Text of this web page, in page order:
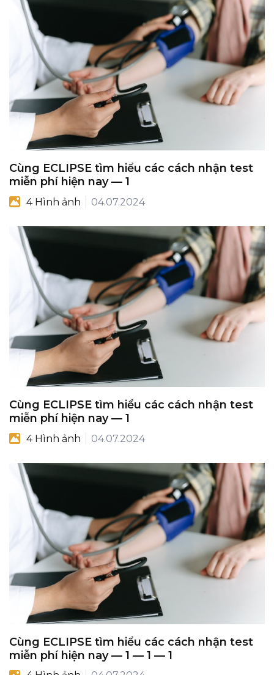
Cùng ECLIPSE tìm hiểu các cách nhận test
miễn phí hiện nay — 1
4 Hình ảnh 04.07.2024
Cùng ECLIPSE tìm hiểu các cách nhận test
miễn phí hiện nay — 1
4 Hình ảnh 04.07.2024
Cùng ECLIPSE tìm hiểu các cách nhận test
miễn phí hiện nay — 1 — 1 — 1